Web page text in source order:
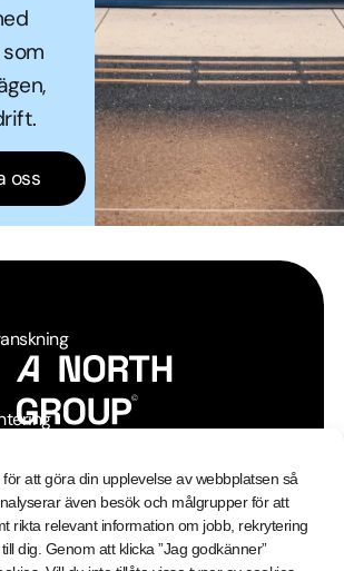
att göra din upplevelse av webbplatsen så
även besök och målgrupper för att
rikta relevant information om jobb, rekrytering
dig. Genom att klicka ”Jag godkänner”
oss